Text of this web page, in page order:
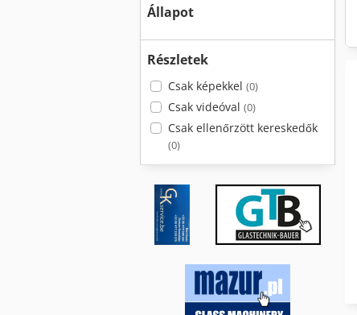
Állapot
Részletek
Csak képekkel (0)
Csak videóval (0)
Csak ellenőrzött kereskedők
(0)